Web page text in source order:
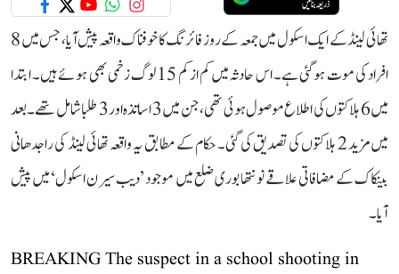
تھائی لینڈ کے ایک اسکول میں جمعہ کے روز فائرنگ کا خوفناک واقعہ پیش آیا، جس میں 8
افراد کی موت ہو گئی ہے۔ اس حادثہ میں کم از کم 15 لوگ زخمی بھی ہوئے ہیں۔ ابتدا
میں 6 ہلاکتوں کی اطلاع موصول ہوئی تھی، جن میں 3 اساتذہ اور 3 طلبا شامل تھے۔ بعد
میں مزید 2 ہلاکتوں کی تصدیق کی گئی۔ حکام کے مطابق یہ واقعہ تھائی لینڈ کی راجدھانی
بینکاک کے مضافاتی علاقے نونتھابوری ضلع میں موجود ’دیب سیرن اسکول‘ میں پیش
آیا۔
BREAKING The suspect in a school shooting in